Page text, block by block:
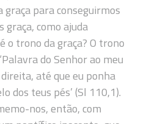
graça para conseguirmos
graça, como ajuda
o trono da graça? O trono
do Senhor ao meu
até que eu ponha
dos teus pés’ (Sl 110,1).
nos, então, com